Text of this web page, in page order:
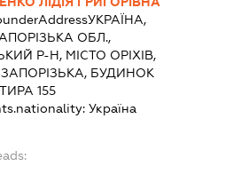
УКРАЇНА,
ОБЛ.,
Р-Н, МІСТО ОРІХІВ,
БУДИНОК
155
Україна